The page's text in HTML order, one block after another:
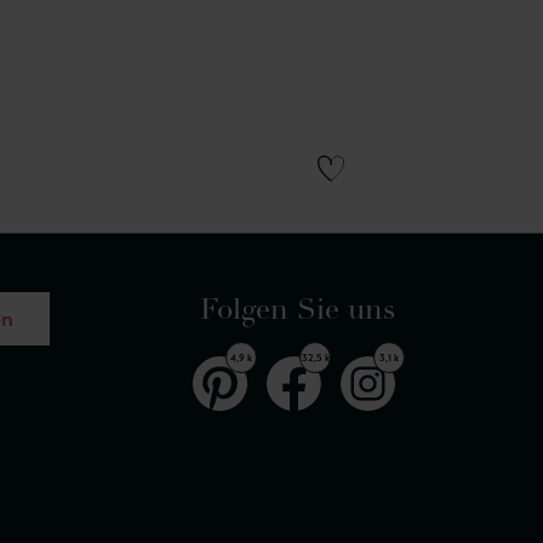
Folgen Sie uns
4,9 k 32,5 k 3,1 k